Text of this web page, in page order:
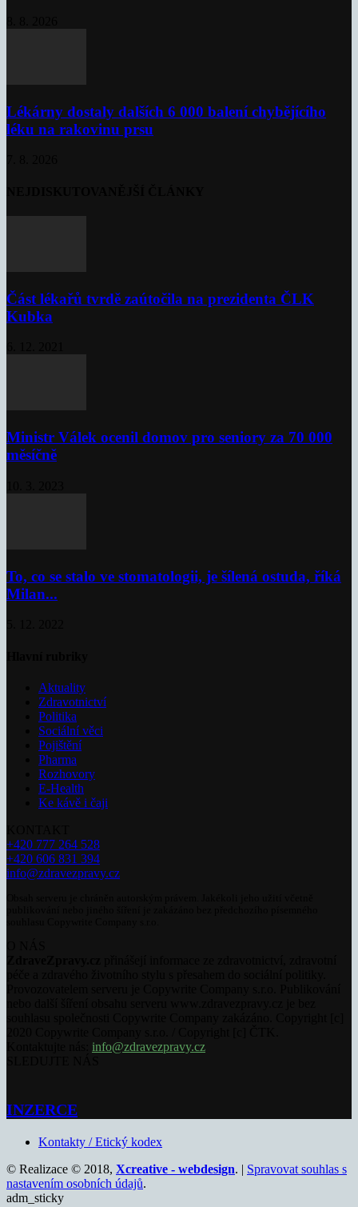
Lékárny dostaly dalších 6 000 balení chybějícího
léku na rakovinu prsu
Část lékařů tvrdě zaútočila na prezidenta ČLK
Kubka
Ministr Válek ocenil domov pro seniory za 70 000
měsíčně
To, co se stalo ve stomatologii, je šílená ostuda, říká
Milan...
Aktuality
Zdravotnictví
Politika
Sociální věci
Pojištění
Pharma
Rozhovory
E-Health
Ke kávě i čaji
+420 777 264 528
+420 606 831 394
info@zdravezpravy.cz
info@zdravezpravy.cz
INZERCE
Kontakty / Etický kodex
© Realizace © 2018, Xcreative - webdesign. | Spravovat souhlas s
nastavením osobních údajů.
adm_sticky